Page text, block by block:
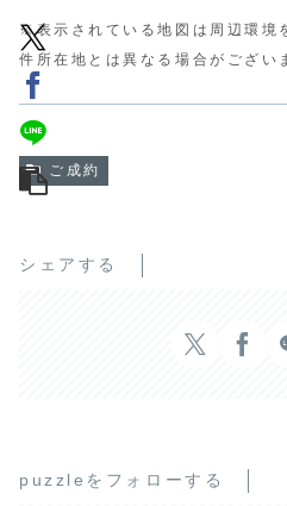
※表示されている地図は周辺環境
件所在地とは異なる場合がござい
ご成約
シェアする
puzzleをフォローする